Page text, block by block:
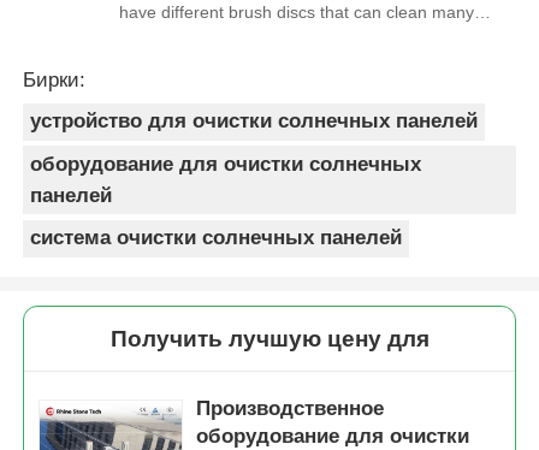
have different brush discs that can clean many
Бирки:
устройство для очистки солнечных панелей
оборудование для очистки солнечных
панелей
система очистки солнечных панелей
Получить лучшую цену для
Производственное
оборудование для очистки